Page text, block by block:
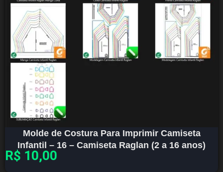
Molde de Costura Para Imprimir Camiseta
Infantil – 16 – Camiseta Raglan (2 a 16 anos)
R$ 10,00